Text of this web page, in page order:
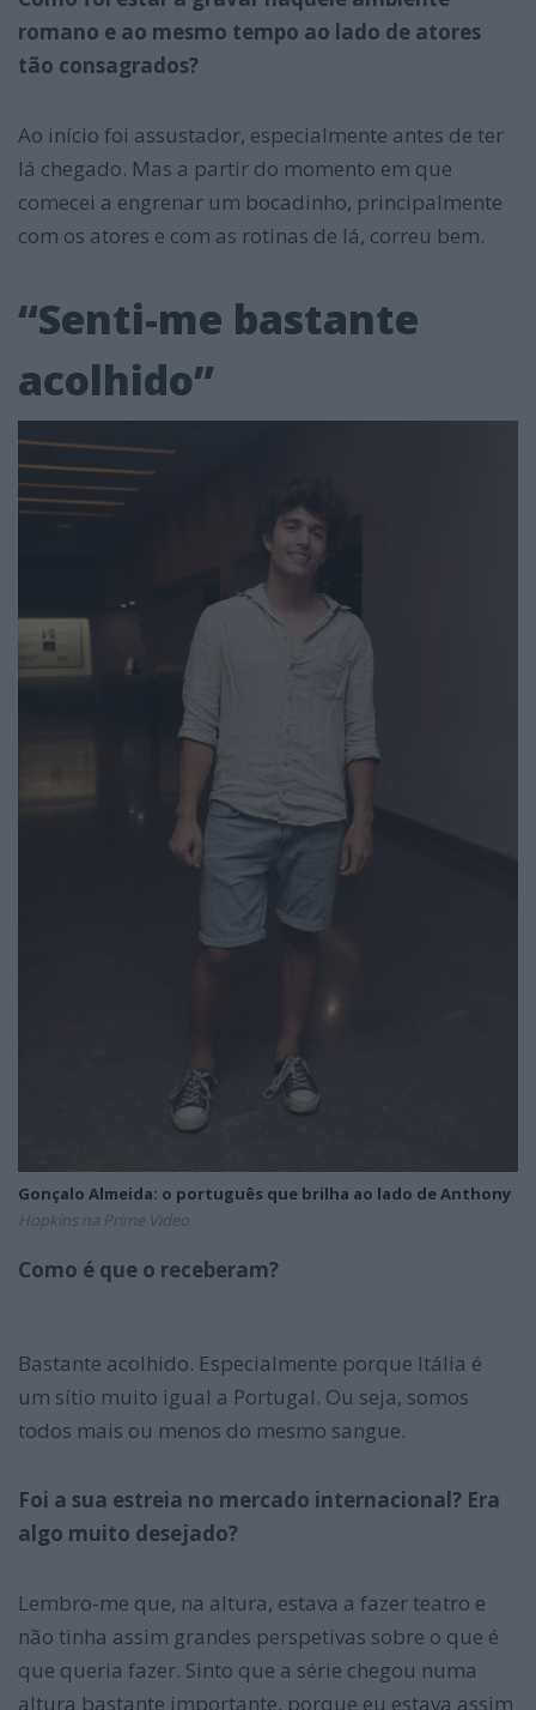
romano e ao mesmo tempo ao lado de atores
tão consagrados?
Ao início foi assustador, especialmente antes de ter
lá chegado. Mas a partir do momento em que
comecei a engrenar um bocadinho, principalmente
com os atores e com as rotinas de lá, correu bem.
“Senti-me bastante
acolhido”
Gonçalo Almeida: o português que brilha ao lado de Anthony
Hopkins na Prime Video
Como é que o receberam?
Bastante acolhido. Especialmente porque Itália é
um sítio muito igual a Portugal. Ou seja, somos
todos mais ou menos do mesmo sangue.
Foi a sua estreia no mercado internacional? Era
algo muito desejado?
Lembro-me que, na altura, estava a fazer teatro e
não tinha assim grandes perspetivas sobre o que é
que queria fazer. Sinto que a série chegou numa
altura bastante importante, porque eu estava assim